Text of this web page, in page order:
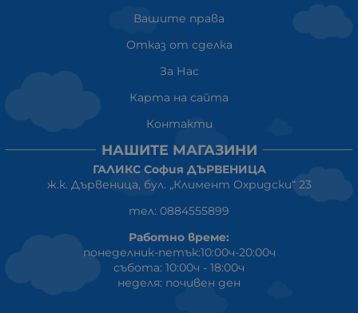
Вашите права
Отказ от сделка
За Нас
Карта на сайта
Контакти
НАШИТЕ МАГАЗИНИ
ГАЛИКС София ДЪРВЕНИЦА
ж.к. Дървеница, бул. „Климент Охридски“ 23
тел: 0884555899
Работно време:
понеделник-петък:10:00ч-20:00ч
събота: 10:00ч - 18:00ч
неделя: почивен ден